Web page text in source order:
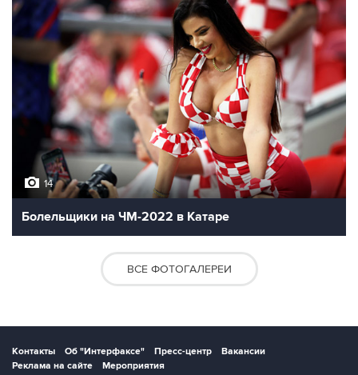
14
Болельщики на ЧМ-2022 в Катаре
ВСЕ ФОТОГАЛЕРЕИ
Контакты Об "Интерфаксе" Пресс-центр
Вакансии
Реклама на сайте
Мероприятия